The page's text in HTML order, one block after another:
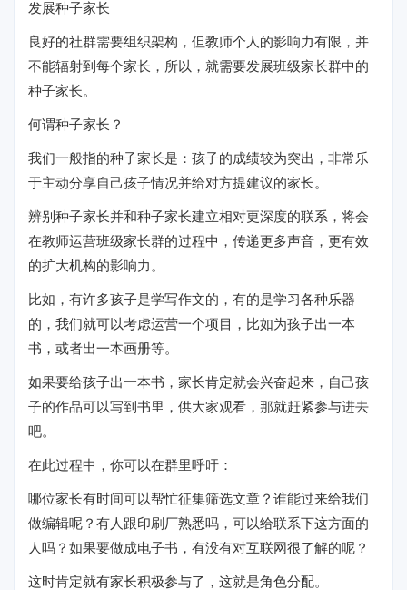
发展种子家长
良好的社群需要组织架构，但教师个人的影响力有限，并
不能辐射到每个家长，所以，就需要发展班级家长群中的
种子家长。
何谓种子家长？
我们一般指的种子家长是：孩子的成绩较为突出，非常乐
于主动分享自己孩子情况并给对方提建议的家长。
辨别种子家长并和种子家长建立相对更深度的联系，将会
在教师运营班级家长群的过程中，传递更多声音，更有效
的扩大机构的影响力。
比如，有许多孩子是学写作文的，有的是学习各种乐器
的，我们就可以考虑运营一个项目，比如为孩子出一本
书，或者出一本画册等。
如果要给孩子出一本书，家长肯定就会兴奋起来，自己孩
子的作品可以写到书里，供大家观看，那就赶紧参与进去
吧。
在此过程中，你可以在群里呼吁：
哪位家长有时间可以帮忙征集筛选文章？谁能过来给我们
做编辑呢？有人跟印刷厂熟悉吗，可以给联系下这方面的
人吗？如果要做成电子书，有没有对互联网很了解的呢？
这时肯定就有家长积极参与了，这就是角色分配。